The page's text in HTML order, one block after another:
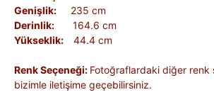
Genişlik:
235 cm
Derinlik:
164.6 cm
Yükseklik:
44.4 cm
Renk Seçeneği: Fotoğraflardaki diğer renk
bizimle iletişime geçebilirsiniz.